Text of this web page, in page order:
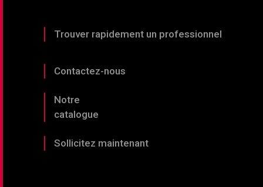
Trouver rapidement un professionnel
Contactez-nous
Notre
catalogue
Sollicitez maintenant